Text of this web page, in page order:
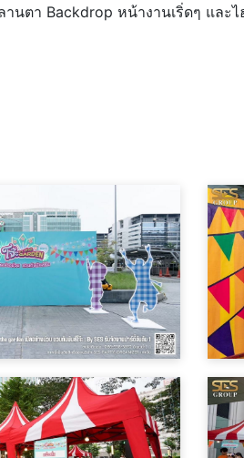
ตา Backdrop หน้างานเริ่ดๆ และ